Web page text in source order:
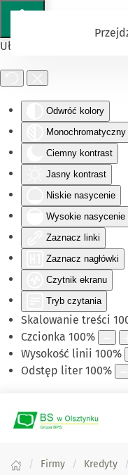
Ułatwienia dostępu
Odwróć kolory
Monochromatyczny
Ciemny kontrast
Jasny kontrast
Niskie nasycenie
Wysokie nasycenie
Zaznacz linki
Zaznacz nagłówki
Czytnik ekranu
Tryb czytania
Skalowanie treści
Czcionka 100%
Wysokość linii 100%
Odstęp liter 100%
Firmy Kredyty